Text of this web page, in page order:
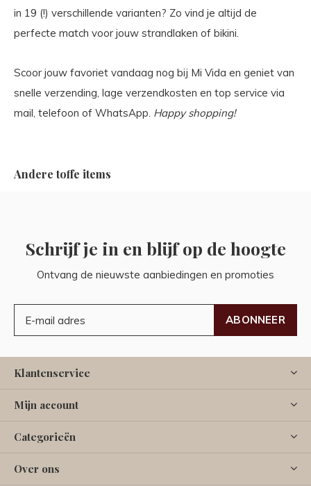
in 19 (!) verschillende varianten? Zo vind je altijd de
perfecte match voor jouw strandlaken of bikini.
Scoor jouw favoriet vandaag nog bij Mi Vida en geniet van
snelle verzending, lage verzendkosten en top service via
mail, telefoon of WhatsApp. Happy shopping!
Andere toffe items
Schrijf je in en blijf op de hoogte
Ontvang de nieuwste aanbiedingen en promoties
ABONNEER
Klantenservice
Mijn account
Categorieën
Over ons